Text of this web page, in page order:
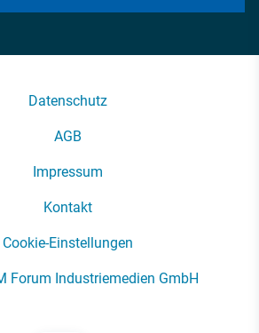
Datenschutz
AGB
Impressum
Kontakt
Cookie-Einstellungen
Forum Industriemedien GmbH